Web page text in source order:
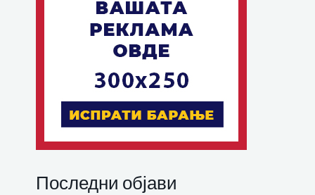
Последни објави